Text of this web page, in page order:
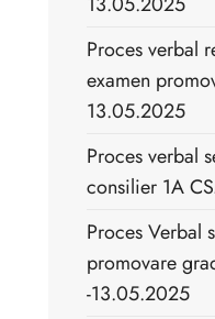
Proces verbal
examen
13.05.2025
Proces verbal
consilier 1A
Proces Verbal
promovare
-13.05.2025